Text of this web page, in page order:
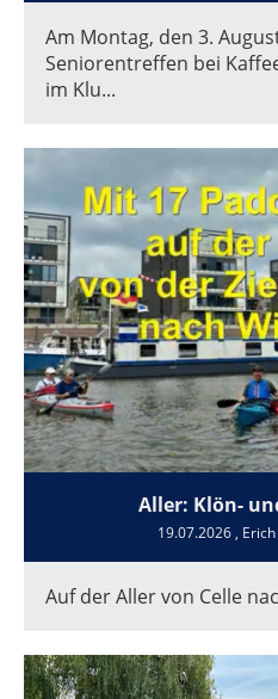
Am Montag, den 3.
Seniorentreffen bei
im Klu...
Aller: Klön-
19.07.2026, Erich
Auf der Aller von Celle